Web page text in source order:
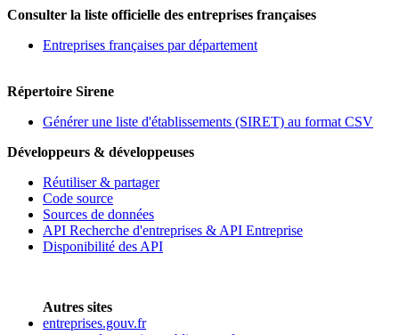
Consulter la liste officielle des entreprises françaises
Entreprises françaises par département
Répertoire Sirene
Générer une liste d'établissements (SIRET) au format CSV
Développeurs & développeuses
Réutiliser & partager
Code source
Sources de données
API Recherche d'entreprises & API Entreprise
Disponibilité des API
Autres sites
entreprises.gouv.fr